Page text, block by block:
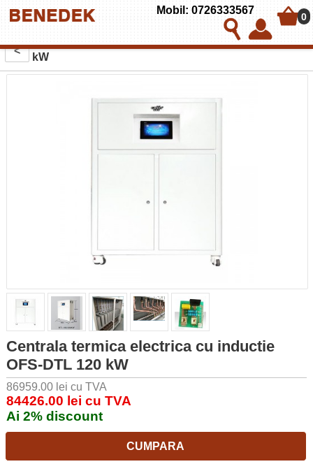
Mobil: 0726333567
0
<
Centrala termica electrica cu inductie OFS-DTL 120
kW
Centrala termica electrica cu inductie
OFS-DTL 120 kW
86959.00 lei cu TVA
84426.00 lei cu TVA
Ai 2% discount
CUMPARA